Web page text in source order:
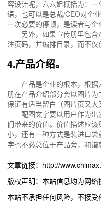
容设计呢，六六姐概括为：
语，也可以是总裁/CEO对企
一次必要的停顿，是读者与企
另外，如果宣传册里包
注页码，并编排目录，而不仅
4.产品介绍。
产品是企业的根本，根
册在产品介绍部分会以图片
保证有适当留白（图片页又大
配图文字要以用户作为出
们带来的价值。价值描述应该
小，还有一种方式是装进口
字也不必总位于产品旁，和谐
文章链接：http://
版权声明：本站信息均为网络
本站不承担任何风险，不接受